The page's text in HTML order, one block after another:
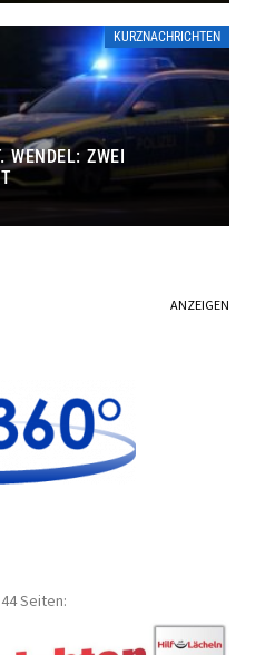
KURZNACHRICHTEN
WENDEL: ZWEI
ANZEIGEN
Seiten: